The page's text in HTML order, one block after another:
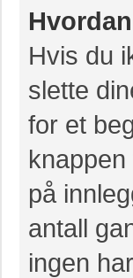
Hvis du
slette
for et
på
antall
ingen